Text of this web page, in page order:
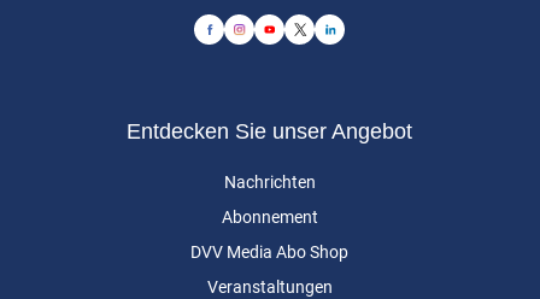
Entdecken Sie unser Angebot
Nachrichten
Abonnement
DVV Media Abo Shop
Veranstaltungen